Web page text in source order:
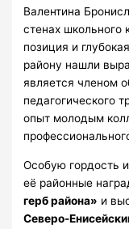
Валентина
стенах школьного
позиция и
району нашли
является членом
педагогического
опыт молодым
Особую гордость
её районные
герб района» и
Северо-